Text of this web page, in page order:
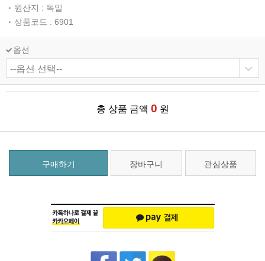
원산지 : 독일
상품코드 : 6901
옵션
총 상품 금액 0 원
구매하기 장바구니 관심상품